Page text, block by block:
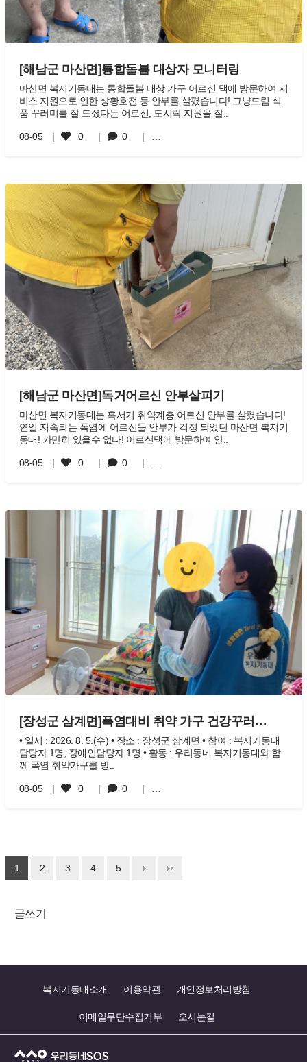
[해남군 마산면]통합돌봄 대상자 모니터링
마산면 복지기동대는 통합돌봄 대상 가구 어르신 댁에 방문하여 서
비스 지원으로 인한 상황호전 등 안부를 살폈습니다! 그냥드림 식
품 꾸러미를 잘 드셨다는 어르신, 도시락 지원을 잘..
08-05 0 0
[해남군 마산면]독거어르신 안부살피기
마산면 복지기동대는 혹서기 취약계층 어르신 안부를 살폈습니다!
연일 지속되는 폭염에 어르신들 안부가 걱정 되었던 마산면 복지기
동대! 가만히 있을수 없다! 어르신댁에 방문하여 안..
08-05 0 0
[장성군 삼계면]폭염대비 취약 가구 건강꾸러…
• 일시 : 2026. 8. 5.(수) • 장소 : 장성군 삼계면 • 참여 : 복지기동대
담당자 1명, 장애인담당자 1명 • 활동 : 우리동네 복지기동대와 함
께 폭염 취약가구를 방..
08-05 0 0
1 2 3 4 5
글쓰기
복지기동대소개 이용약관 개인정보처리방침
이메일무단수집거부 오시는길